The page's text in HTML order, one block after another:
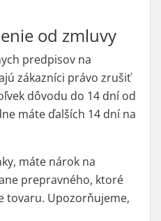
od zmluvy
predpisov na
zákazníci právo zrušiť
dôvodu do 14 dní od
máte ďalších 14 dní na
máte nárok na
prepravného, ktoré
tovaru. Upozorňujeme,